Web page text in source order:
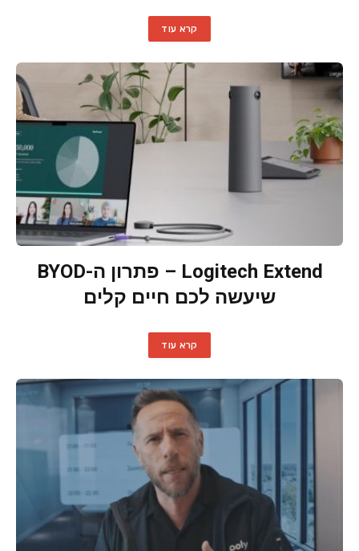
קרא עוד
Logitech Extend – פתרון ה-BYOD
שיעשה לכם חיים קלים
קרא עוד